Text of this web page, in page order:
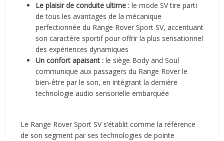
Le plaisir de conduite ultime : le mode SV tire parti
de tous les avantages de la mécanique
perfectionnée du Range Rover Sport SV, accentuant
son caractère sportif pour offrir la plus sensationnel
des expériences dynamiques
Un confort apaisant :le siège Body and Soul
communique aux passagers du Range Rover le
bien‑être par le son, en intégrant la dernière
technologie audio sensorielle embarquée
Le Range Rover Sport SV s’établit comme la référence
de son segment par ses technologies de pointe